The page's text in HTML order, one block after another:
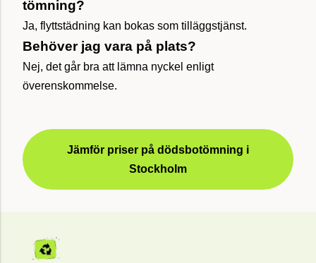
tömning?
Ja, flyttstädning kan bokas som tilläggstjänst.
Behöver jag vara på plats?
Nej, det går bra att lämna nyckel enligt
överenskommelse.
Jämför priser på dödsbotömning i
Stockholm